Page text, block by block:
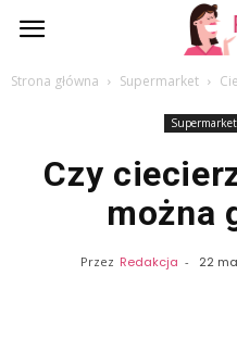
Plotki.pl
Strona główna Supermarket
Supermarket
Czy
można
Przez Redakcja - 22